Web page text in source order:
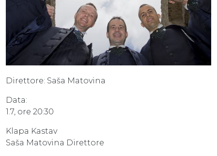
Direttore: Saša Matovina
Data:
1.7, ore 20:30
Klapa Kastav
Saša Matovina Direttore